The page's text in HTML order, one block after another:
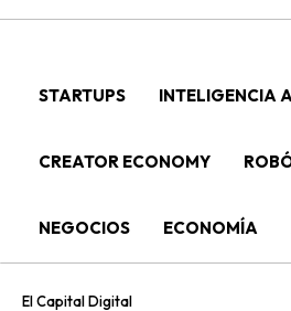
STARTUPS INTELIGENCIA
CREATOR ECONOMY
NEGOCIOS ECONOMÍA
El Capital Digital